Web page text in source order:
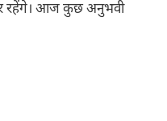
रहेंगे। आज कुछ अनुभवी